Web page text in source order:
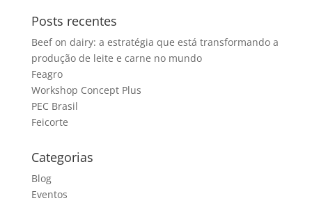
Posts recentes
Beef on dairy: a estratégia que está transformando a
produção de leite e carne no mundo
Feagro
Workshop Concept Plus
PEC Brasil
Feicorte
Categorias
Blog
Eventos